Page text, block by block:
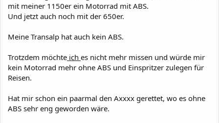
mit meiner 1150er ein Motorrad mit ABS.
Und jetzt auch noch mit der 650er.
Meine Transalp hat auch kein ABS.
Trotzdem möchte ich es nicht mehr missen und würde mir
kein Motorrad mehr ohne ABS und Einspritzer zulegen für
Reisen.
Hat mir schon ein paarmal den Axxxx gerettet, wo es ohne
ABS sehr eng geworden wäre.